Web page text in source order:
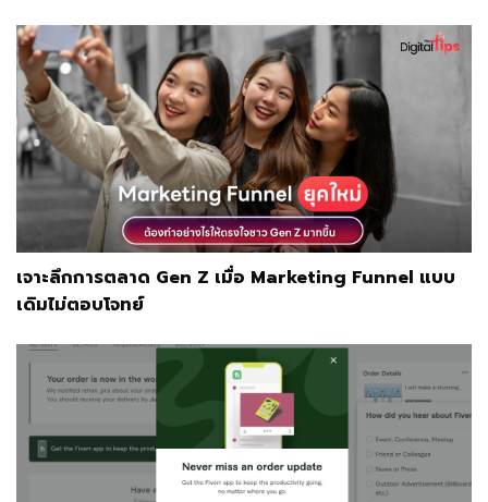
เจาะลึกการตลาด Gen Z เมื่อ Marketing Funnel แบบ
เดิมไม่ตอบโจทย์